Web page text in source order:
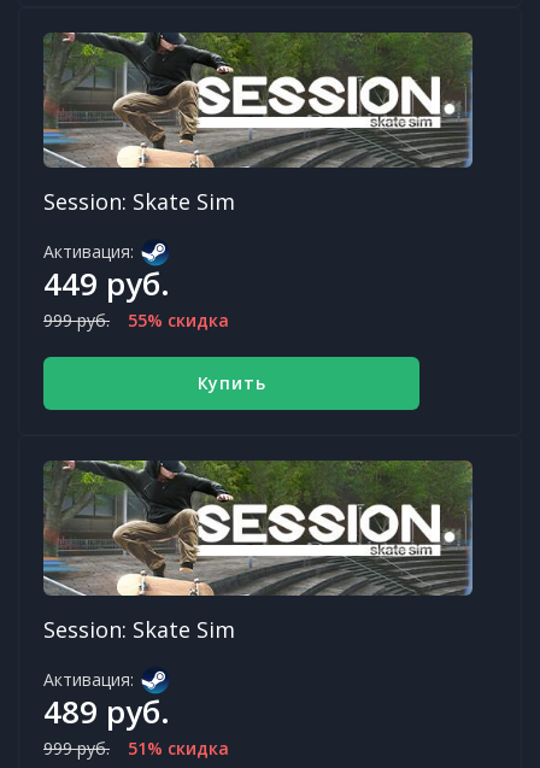
Session: Skate Sim
Активация:
449 руб.
999 руб. 55% скидка
Купить
Session: Skate Sim
Активация:
489 руб.
999 руб. 51% скидка